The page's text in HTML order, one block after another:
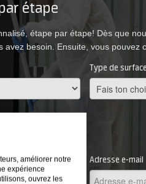
étape
étape par étape! Dès que
besoin. Ensuite, vous pouvez
Type de surface
Adresse e-mail
améliorer notre
expérience
ouvrez les